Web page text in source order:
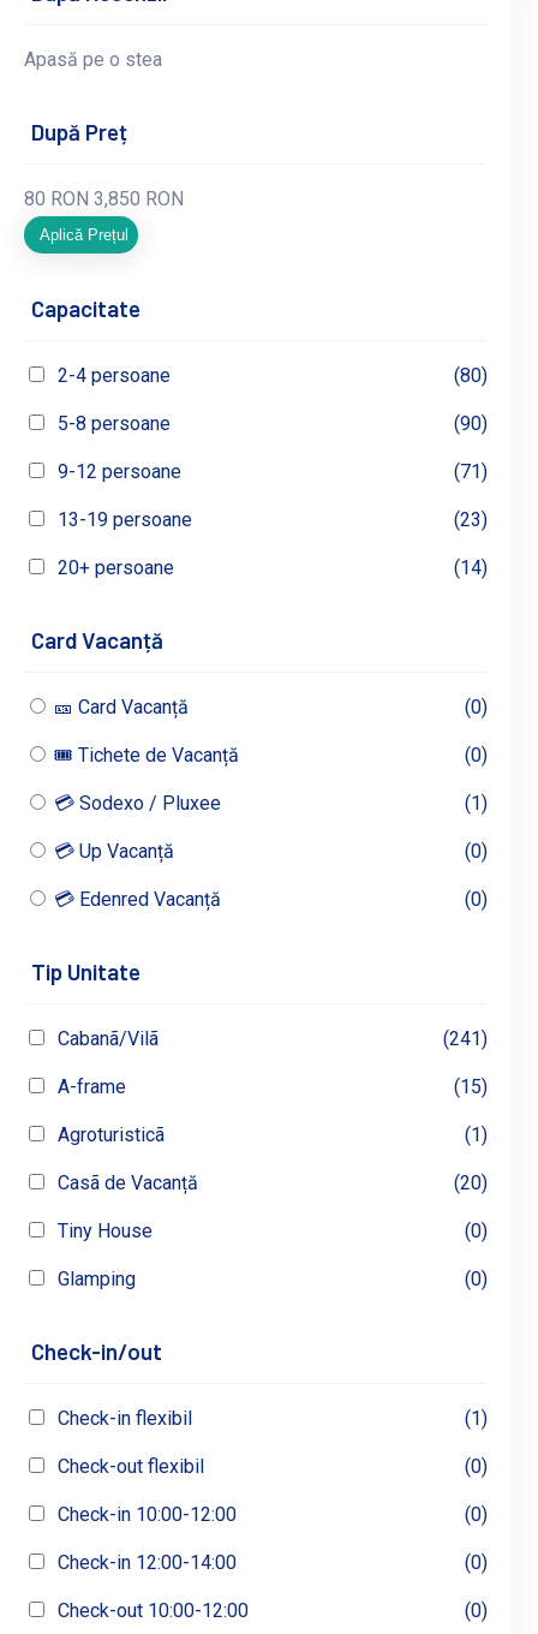
Apasă pe o stea
După Preț
80 RON 3,850 RON
Aplică Prețul
Capacitate
2-4 persoane (80)
5-8 persoane (90)
9-12 persoane (71)
13-19 persoane (23)
20+ persoane (14)
Card Vacanță
🎫 Card Vacanță (0)
🎟 Tichete de Vacanță (0)
💳 Sodexo / Pluxee (1)
💳 Up Vacanță (0)
💳 Edenred Vacanță (0)
Tip Unitate
Cabanã/Vilã (241)
A-frame (15)
Agroturisticã (1)
Casã de Vacanță (20)
Tiny House (0)
Glamping (0)
Check-in/out
Check-in flexibil (1)
Check-out flexibil (0)
Check-in 10:00-12:00 (0)
Check-in 12:00-14:00 (0)
Check-out 10:00-12:00 (0)